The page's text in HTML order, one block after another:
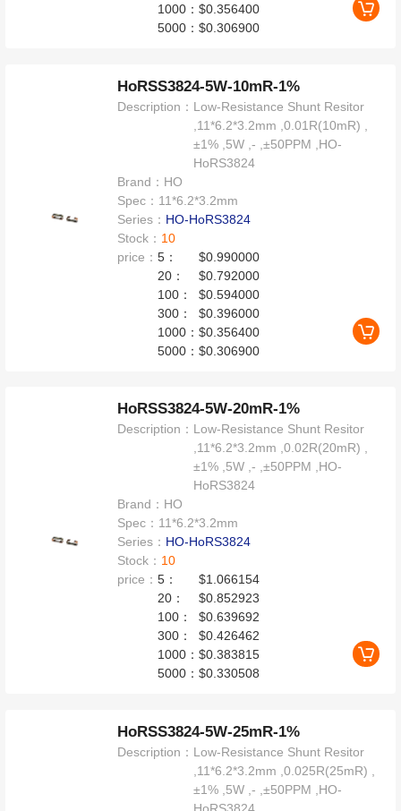
1000：$0.356400
5000：$0.306900
HoRSS3824-5W-10mR-1%
Description： Low-Resistance Shunt Resitor
,11*6.2*3.2mm ,0.01R(10mR) ,
±1% ,5W ,- ,±50PPM ,HO-
HoRS3824
Brand： HO
Spec： 11*6.2*3.2mm
Series： HO-HoRS3824
Stock： 10
price：5：
$0.990000
20：
$0.792000
100：
$0.594000
300：
$0.396000
1000：$0.356400
5000：$0.306900
HoRSS3824-5W-20mR-1%
Description： Low-Resistance Shunt Resitor
,11*6.2*3.2mm ,0.02R(20mR) ,
±1% ,5W ,- ,±50PPM ,HO-
HoRS3824
Brand： HO
Spec： 11*6.2*3.2mm
Series： HO-HoRS3824
Stock： 10
price：5：
$1.066154
20：
$0.852923
100：
$0.639692
300：
$0.426462
1000：$0.383815
5000：$0.330508
HoRSS3824-5W-25mR-1%
Description： Low-Resistance Shunt Resitor
,11*6.2*3.2mm ,0.025R(25mR) ,
±1% ,5W ,- ,±50PPM ,HO-